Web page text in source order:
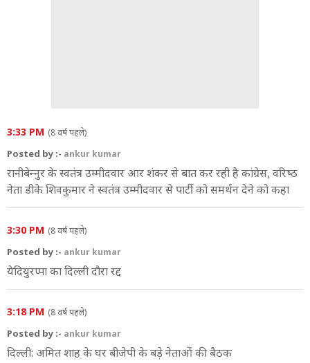
3:33 PM (8 वर्ष पहले)
Posted by :- ankur kumar
रानीबेन्‍नुर के स्‍वतंत्र उम्‍मीदवार आर शंकर से बात कर रही है कांग्रेस, वरिष्‍ठ
नेता डीके श‍िवकुमार ने स्‍वतंत्र उम्‍मीदवार से पार्टी को समर्थन देने को कहा
3:30 PM (8 वर्ष पहले)
Posted by :- ankur kumar
येदियुरप्‍पा का द‍िल्‍ली दौरा रद्द
3:18 PM (8 वर्ष पहले)
Posted by :- ankur kumar
दिल्‍ली: अमित शाह के घर बीजेपी के बड़े नेताओं की बैठक